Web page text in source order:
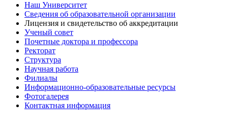
Наш Университет
Сведения об образовательной организации
Лицензия и свидетельство об аккредитации
Ученый совет
Почетные доктора и профессора
Ректорат
Структура
Научная работа
Филиалы
Информационно-образовательные ресурсы
Фотогалерея
Контактная информация